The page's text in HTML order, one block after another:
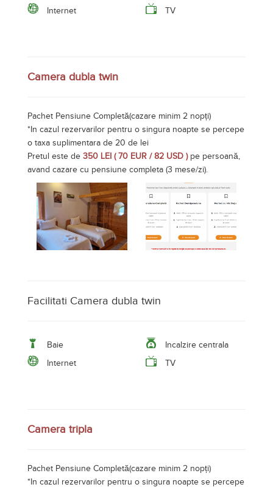
Internet TV
Camera dubla twin
Pachet Pensiune Completă(cazare minim 2 nopți)
*In cazul rezervarilor pentru o singura noapte se percepe
o taxa suplimentara de 20 de lei
Pretul este de 350 LEI ( 70 EUR / 82 USD )pe persoană,
avand cazare cu pensiune completa (3 mese/zi).
Facilitati Camera dubla twin
Baie
Incalzire centrala
Internet
TV
Camera tripla
Pachet Pensiune Completă(cazare minim 2 nopți)
*In cazul rezervarilor pentru o singura noapte se percepe